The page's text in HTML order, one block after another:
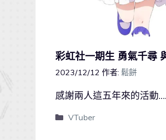
彩虹社一期生 勇氣千尋
2023/12/12 作者: 鬆餅
感謝兩人這五年來的活動
VTuber